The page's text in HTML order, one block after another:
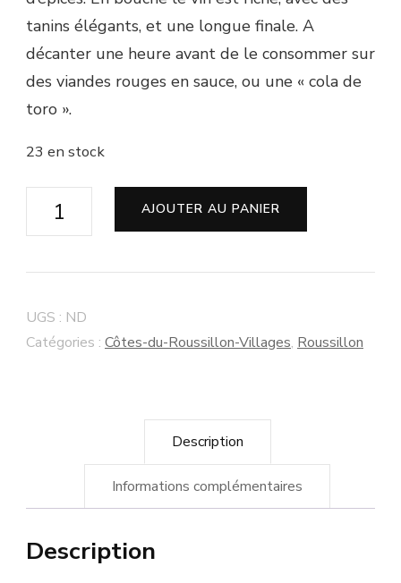
tanins élégants, et une longue finale. A
décanter une heure avant de le consommer sur
des viandes rouges en sauce, ou une « cola de
toro ».
23 en stock
quantité
Roussillon
Villages
AJOUTER AU PANIER
UGS : ND
Catégories : Côtes-du-Roussillon-Villages, Roussillon
Description
Informations complémentaires
Description